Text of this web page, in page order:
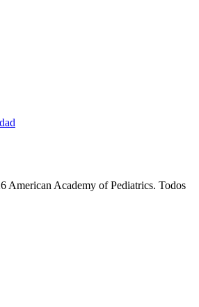
American Academy of Pediatrics. Todos